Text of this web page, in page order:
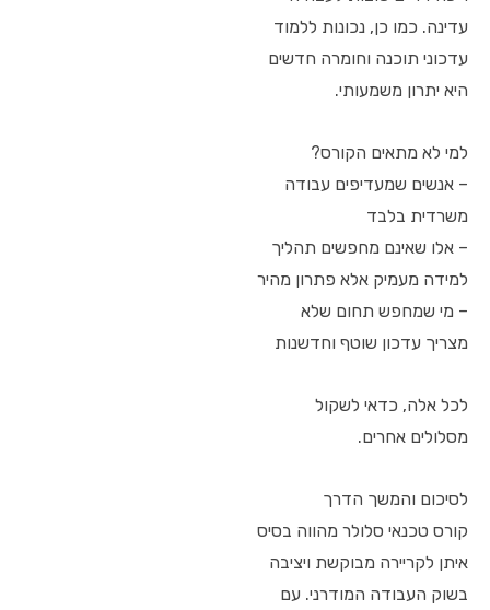
עדינה. כמו כן, נכונות ללמוד
עדכוני תוכנה וחומרה חדשים
היא יתרון משמעותי.
למי לא מתאים הקורס?
– אנשים שמעדיפים עבודה
משרדית בלבד
– אלו שאינם מחפשים תהליך
למידה מעמיק אלא פתרון מהיר
– מי שמחפש תחום שלא
מצריך עדכון שוטף וחדשנות
לכל אלה, כדאי לשקול
מסלולים אחרים.
לסיכום והמשך הדרך
קורס טכנאי סלולר מהווה בסיס
איתן לקריירה מבוקשת ויציבה
בשוק העבודה המודרני. עם